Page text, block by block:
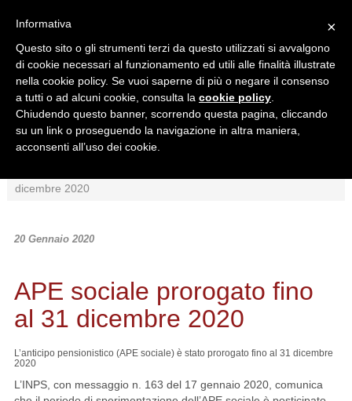
Ricerca in:
Sezione corrente
Tutto il sito
dicembre 2020
20 Gennaio 2020
APE sociale prorogato fino
al 31 dicembre 2020
L’anticipo pensionistico (APE sociale) è stato prorogato fino al 31 dicembre
2020
L’INPS, con messaggio n. 163 del 17 gennaio 2020, comunica
×
Informativa
Questo sito o gli strumenti terzi da questo utilizzati si avvalgono
di cookie necessari al funzionamento ed utili alle finalità illustrate
nella cookie policy. Se vuoi saperne di più o negare il consenso
a tutti o ad alcuni cookie, consulta la cookie policy
Chiudendo questo banner, scorrendo questa pagina, cliccando
su un link o proseguendo la navigazione in altra maniera,
acconsenti all’uso dei cookie.